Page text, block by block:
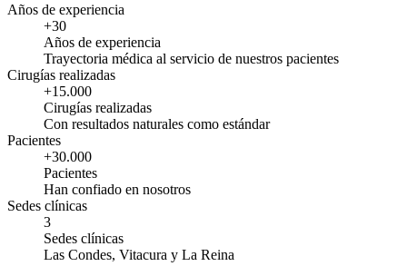
Años de experiencia
+30
Años de experiencia
Trayectoria médica al servicio de nuestros pacientes
Cirugías realizadas
+15.000
Cirugías realizadas
Con resultados naturales como estándar
Pacientes
+30.000
Pacientes
Han confiado en nosotros
Sedes clínicas
3
Sedes clínicas
Las Condes, Vitacura y La Reina